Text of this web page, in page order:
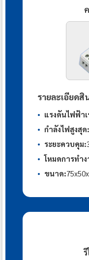
รายละเอียดสิ
• แรงดันไฟฟ้า
• กำลังไฟสูงสุด:
• ระยะควบคุม:
• โหมดการทำ
• ขนาด: